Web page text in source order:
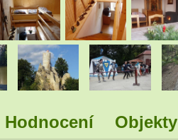
Hodnocení